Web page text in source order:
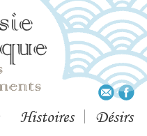
Histoires Désirs